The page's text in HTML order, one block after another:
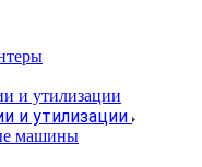
и утилизации
машины